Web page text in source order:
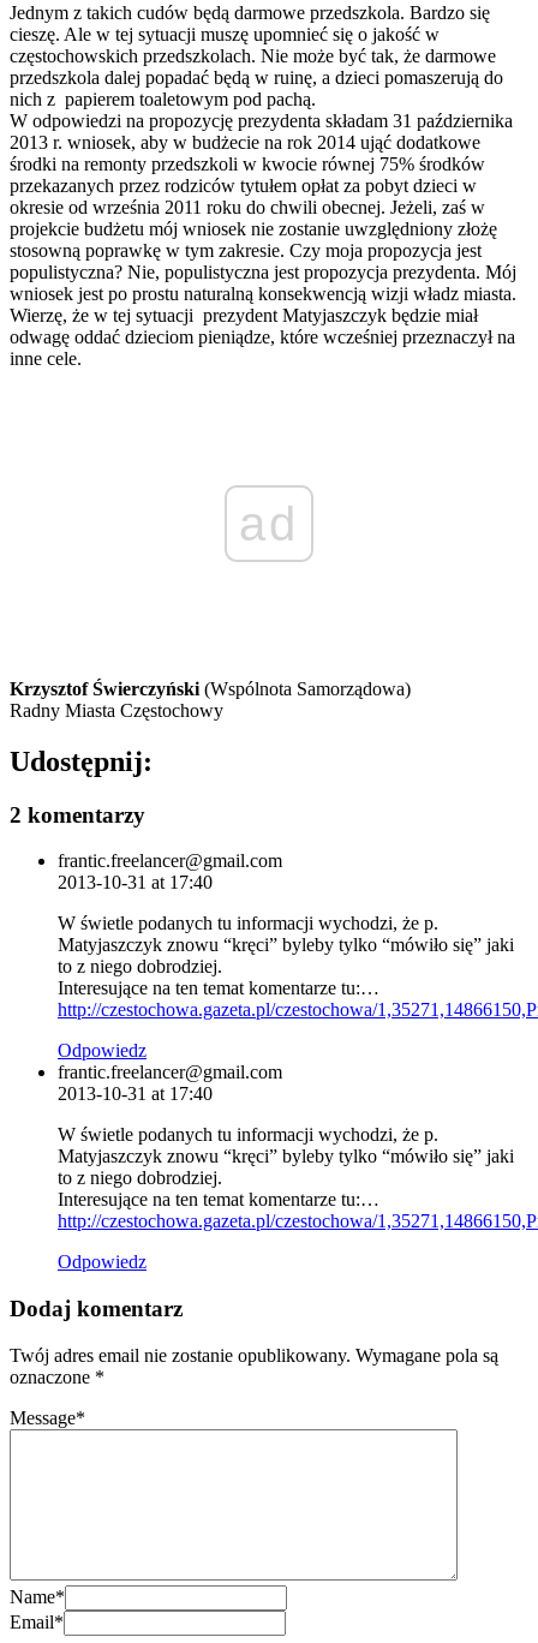
Jednym z takich cudów będą darmowe przedszkola. Bardzo się
cieszę. Ale w tej sytuacji muszę upomnieć się o jakość w
częstochowskich przedszkolach. Nie może być tak, że darmowe
przedszkola dalej popadać będą w ruinę, a dzieci pomaszerują do
nich z papierem toaletowym pod pachą.
W odpowiedzi na propozycję prezydenta składam 31 października
2013 r. wniosek, aby w budżecie na rok 2014 ująć dodatkowe
środki na remonty przedszkoli w kwocie równej 75% środków
przekazanych przez rodziców tytułem opłat za pobyt dzieci w
okresie od września 2011 roku do chwili obecnej. Jeżeli, zaś w
projekcie budżetu mój wniosek nie zostanie uwzględniony złożę
stosowną poprawkę w tym zakresie. Czy moja propozycja jest
populistyczna? Nie, populistyczna jest propozycja prezydenta. Mój
wniosek jest po prostu naturalną konsekwencją wizji władz miasta.
Wierzę, że w tej sytuacji prezydent Matyjaszczyk będzie miał
odwagę oddać dzieciom pieniądze, które wcześniej przeznaczył na
inne cele.
ad
Krzysztof Świerczyński (Wspólnota Samorządowa)
Radny Miasta Częstochowy
Udostępnij:
2 komentarzy
frantic.freelancer@gmail.com
2013-10-31 at 17:40
W świetle podanych tu informacji wychodzi, że p.
Matyjaszczyk znowu “kręci” byleby tylko “mówiło się” jaki
to z niego dobrodziej.
Interesujące na ten temat komentarze tu:…
http://czestochowa.gazeta.pl/czestochowa/
Odpowiedz
frantic.freelancer@gmail.com
2013-10-31 at 17:40
W świetle podanych tu informacji wychodzi, że p.
Matyjaszczyk znowu “kręci” byleby tylko “mówiło się” jaki
to z niego dobrodziej.
Interesujące na ten temat komentarze tu:…
http://czestochowa.gazeta.pl/czestochowa/
Odpowiedz
Dodaj komentarz
Twój adres email nie zostanie opublikowany. Wymagane pola są
oznaczone *
Message*
Name*
Email*